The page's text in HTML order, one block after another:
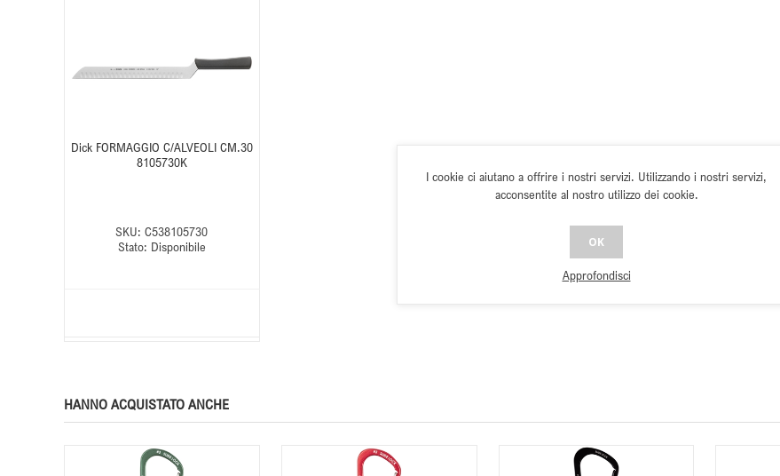
Dick FORMAGGIO C/ALVEOLI CM.30
8105730K
SKU: C538105730
Stato: Disponibile
HANNO ACQUISTATO ANCHE
I cookie ci aiutano a offrire i nostri servizi. Utilizzando i nostri servizi,
acconsentite al nostro utilizzo dei cookie.
OK
Approfondisci